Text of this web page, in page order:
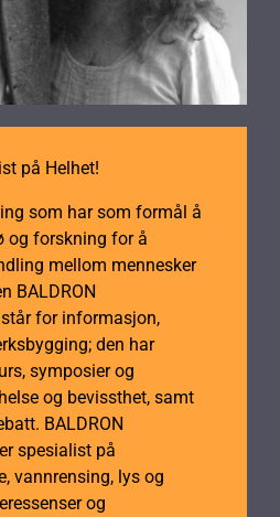
på Helhet!
som har som formål å
og forskning for å
mellom mennesker
BALDRON
for informasjon,
den har
symposier og
og bevissthet, samt
BALDRON
spesialist på
vannrensing, lys og
og